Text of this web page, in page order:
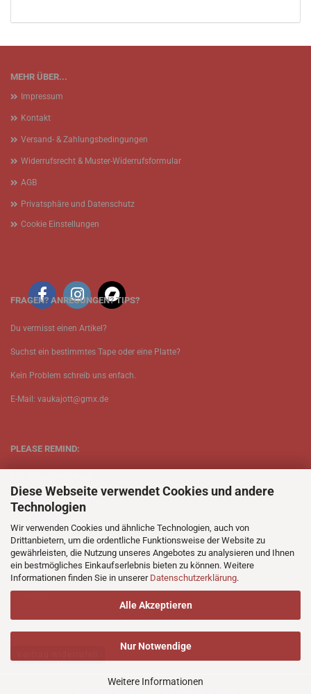
Diese Webseite verwendet Cookies und andere
Technologien
Wir verwenden Cookies und ähnliche Technologien, auch von
Drittanbietern, um die ordentliche Funktionsweise der Website zu
gewährleisten, die Nutzung unseres Angebotes zu analysieren und Ihnen
ein bestmögliches Einkaufserlebnis bieten zu können. Weitere
Informationen finden Sie in unserer Datenschutzerklärung.
Alle Akzeptieren
Nur Notwendige
Weitere Informationen
MEHR ÜBER...
Impressum
Kontakt
Versand- & Zahlungsbedingungen
Widerrufsrecht & Muster-Widerrufsformular
AGB
Privatsphäre und Datenschutz
Cookie Einstellungen
FRAGEN? ANREGUNGEN? TIPS?
Du vermisst einen Artikel?
Suchst ein bestimmtes Tape oder eine Platte?
Kein Problem schreib uns enfach.
E-Mail: vaukajott@gmx.de
PLEASE REMIND:
Be patient when ordering.
Your records will be send asap.
No Discogs.
No Spotify.
No Bullshit.